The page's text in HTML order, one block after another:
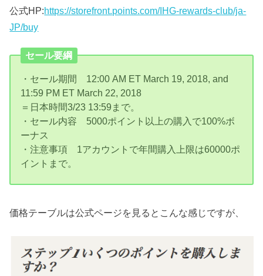
公式HP:https://storefront.points.com/IHG-rewards-club/ja-
JP/buy
セール要綱
・セール期間 12:00 AM ET March 19, 2018, and
11:59 PM ET March 22, 2018
＝日本時間3/23 13:59まで。
・セール内容 5000ポイント以上の購入で100%ボ
ーナス
・注意事項 1アカウントで年間購入上限は60000ポ
イントまで。
価格テーブルは公式ページを見るとこんな感じですが、